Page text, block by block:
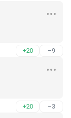
+20 –9
+20 –3